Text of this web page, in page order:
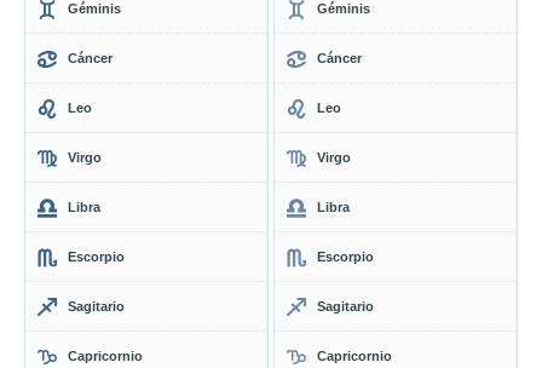
Géminis
Cáncer
Leo
Virgo
Libra
Escorpio
Sagitario
Capricornio
Géminis
Cáncer
Leo
Virgo
Libra
Escorpio
Sagitario
Capricornio